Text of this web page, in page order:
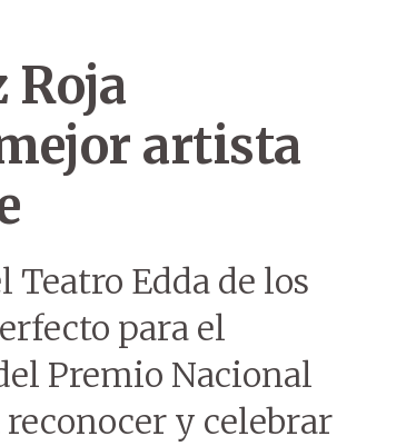
Roja
artista
Teatro Edda de los
para el
Premio Nacional
y celebrar